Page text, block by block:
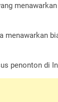
penonton di